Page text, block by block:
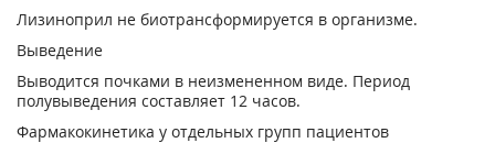
Лизиноприл не биотрансформируется в организме.
Выведение
Выводится почками в неизмененном виде. Период
полувыведения составляет 12 часов.
Фармакокинетика у отдельных групп пациентов